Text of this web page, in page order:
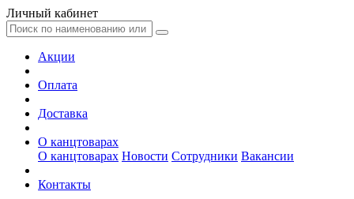
Личный кабинет
Акции
Оплата
Доставка
О канцтоварах
О канцтоварах Новости Сотрудники Вакансии
Контакты